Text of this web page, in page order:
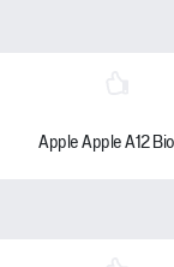
Apple Apple A12